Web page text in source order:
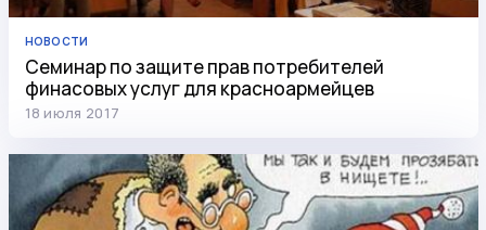
НОВОСТИ
Семинар по защите прав потребителей
финасовых услуг для красноармейцев
18 июля 2017